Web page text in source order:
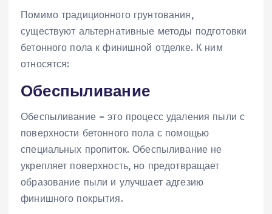
Помимо традиционного грунтования,
существуют альтернативные методы подготовки
бетонного пола к финишной отделке. К ним
относятся:
Обеспыливание
Обеспыливание – это процесс удаления пыли с
поверхности бетонного пола с помощью
специальных пропиток. Обеспыливание не
укрепляет поверхность, но предотвращает
образование пыли и улучшает адгезию
финишного покрытия.